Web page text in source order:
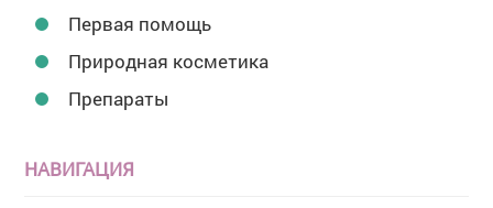
Первая помощь
Природная косметика
Препараты
НАВИГАЦИЯ